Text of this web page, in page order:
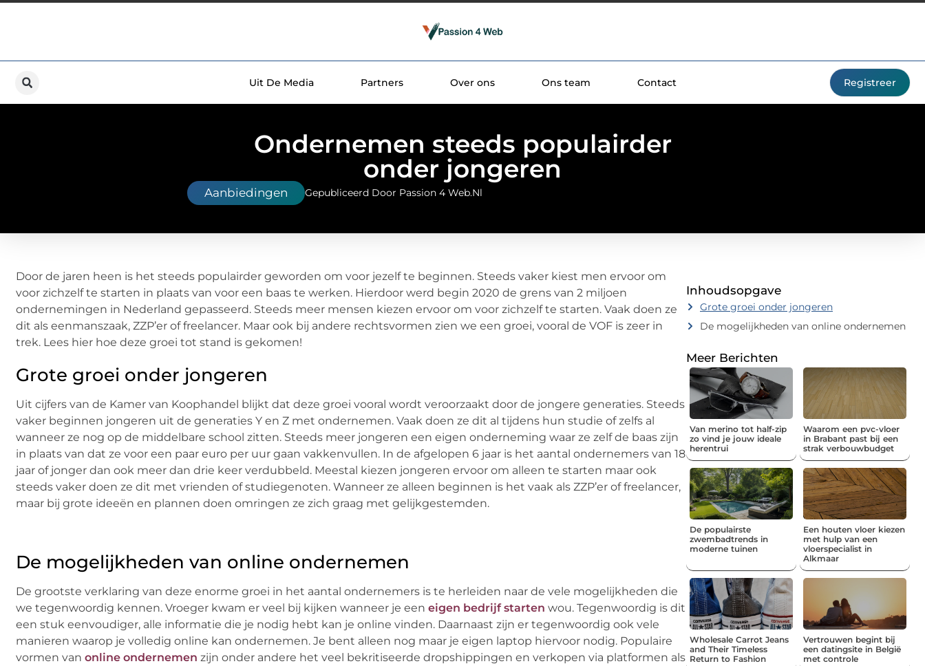
Uit De Media Partners Over ons Ons team Contact Registreer
Ondernemen steeds populairder
onder jongeren
Aanbiedingen Gepubliceerd Door Passion 4 Web.nl
Door de jaren heen is het steeds populairder geworden om voor jezelf te beginnen. Steeds vaker kiest men ervoor om
voor zichzelf te starten in plaats van voor een baas te werken. Hierdoor werd begin 2020 de grens van 2 miljoen
ondernemingen in Nederland gepasseerd. Steeds meer mensen kiezen ervoor om voor zichzelf te starten. Vaak doen ze
dit als eenmanszaak, ZZP’er of freelancer. Maar ook bij andere rechtsvormen zien we een groei, vooral de VOF is zeer in
trek. Lees hier hoe deze groei tot stand is gekomen!
Grote groei onder jongeren
Uit cijfers van de Kamer van Koophandel blijkt dat deze groei vooral wordt veroorzaakt door de jongere generaties. Steeds
vaker beginnen jongeren uit de generaties Y en Z met ondernemen. Vaak doen ze dit al tijdens hun studie of zelfs al
wanneer ze nog op de middelbare school zitten. Steeds meer jongeren een eigen onderneming waar ze zelf de baas zijn
in plaats van dat ze voor een paar euro per uur gaan vakkenvullen. In de afgelopen 6 jaar is het aantal ondernemers van 18
jaar of jonger dan ook meer dan drie keer verdubbeld. Meestal kiezen jongeren ervoor om alleen te starten maar ook
steeds vaker doen ze dit met vrienden of studiegenoten. Wanneer ze alleen beginnen is het vaak als ZZP’er of freelancer,
maar bij grote ideeën en plannen doen omringen ze zich graag met gelijkgestemden.
De mogelijkheden van online ondernemen
De grootste verklaring van deze enorme groei in het aantal ondernemers is te herleiden naar de vele mogelijkheden die
we tegenwoordig kennen. Vroeger kwam er veel bij kijken wanneer je een eigen bedrijf starten wou. Tegenwoordig is dit
een stuk eenvoudiger, alle informatie die je nodig hebt kan je online vinden. Daarnaast zijn er tegenwoordig ook vele
manieren waarop je volledig online kan ondernemen. Je bent alleen nog maar je eigen laptop hiervoor nodig. Populaire
vormen van online ondernemen zijn onder andere het veel bekritiseerde dropshippingen en verkopen via platformen als
Inhoudsopgave
Grote groei onder jongeren
De mogelijkheden van online ondernemen
Meer Berichten
Van merino tot half-zip
zo vind je jouw ideale
herentrui
Waarom een pvc-vloer
in Brabant past bij een
strak verbouwbudget
De populairste
zwembadtrends in
moderne tuinen
Een houten vloer kiezen
met hulp van een
vloerspecialist in
Alkmaar
Wholesale Carrot Jeans
and Their Timeless
Return to Fashion
Vertrouwen begint bij
een datingsite in België
met controle